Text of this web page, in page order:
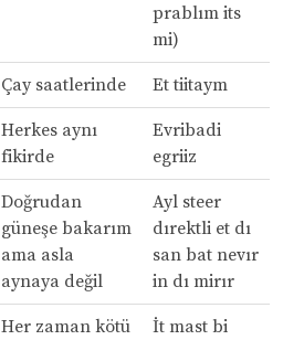
prablım its
mi)
Çay saatlerinde Et tiitaym
Herkes aynı
fikirde
Evribadi
egriiz
Doğrudan
güneşe bakarım
ama asla
aynaya değil
Ayl steer
dırektli et dı
san bat nevır
in dı mirır
Her zaman kötü
İt mast bi